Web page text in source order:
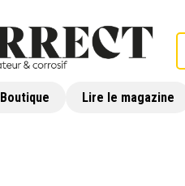
Boutique Lire le magazine